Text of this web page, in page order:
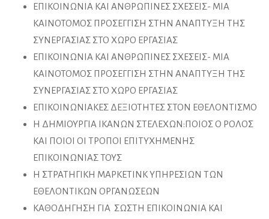
ΕΠΙΚΟΙΝΩΝΙΑ ΚΑΙ ΑΝΘΡΩΠΙΝΕΣ ΣΧΕΣΕΙΣ- ΜΙΑ
ΚΑΙΝΟΤΟΜΟΣ ΠΡΟΣΕΓΓΙΣΗ ΣΤΗΝ ΑΝΑΠΤΥΞΗ ΤΗΣ
ΣΥΝΕΡΓΑΣΙΑΣ ΣΤΟ ΧΩΡΟ ΕΡΓΑΣΙΑΣ
ΕΠΙΚΟΙΝΩΝΙΑ ΚΑΙ ΑΝΘΡΩΠΙΝΕΣ ΣΧΕΣΕΙΣ- ΜΙΑ
ΚΑΙΝΟΤΟΜΟΣ ΠΡΟΣΕΓΓΙΣΗ ΣΤΗΝ ΑΝΑΠΤΥΞΗ ΤΗΣ
ΣΥΝΕΡΓΑΣΙΑΣ ΣΤΟ ΧΩΡΟ ΕΡΓΑΣΙΑΣ
ΕΠΙΚΟΙΝΩΝΙΑΚΕΣ ΔΕΞΙΟΤΗΤΕΣ ΣΤΟΝ ΕΘΕΛΟΝΤΙΣΜΟ
Η ΔΗΜΙΟΥΡΓΙΑ ΙΚΑΝΩΝ ΣΤΕΛΕΧΩΝ:ΠΟΙΟΣ Ο ΡΟΛΟΣ
ΚΑΙ ΠΟΙΟΙ ΟΙ ΤΡΟΠΟΙ ΕΠΙΤΥΧΗΜΕΝΗΣ
ΕΠΙΚΟΙΝΩΝΙΑΣ ΤΟΥΣ
Η ΣΤΡΑΤΗΓΙΚΗ ΜΑΡΚΕΤΙΝΚ ΥΠΗΡΕΣΙΩΝ ΤΩΝ
ΕΘΕΛΟΝΤΙΚΩΝ ΟΡΓΑΝΩΣΕΩΝ
ΚΑΘΟΔΗΓΗΣΗ ΓΙΑ ΣΩΣΤΗ ΕΠΙΚΟΙΝΩΝΙΑ ΚΑΙ